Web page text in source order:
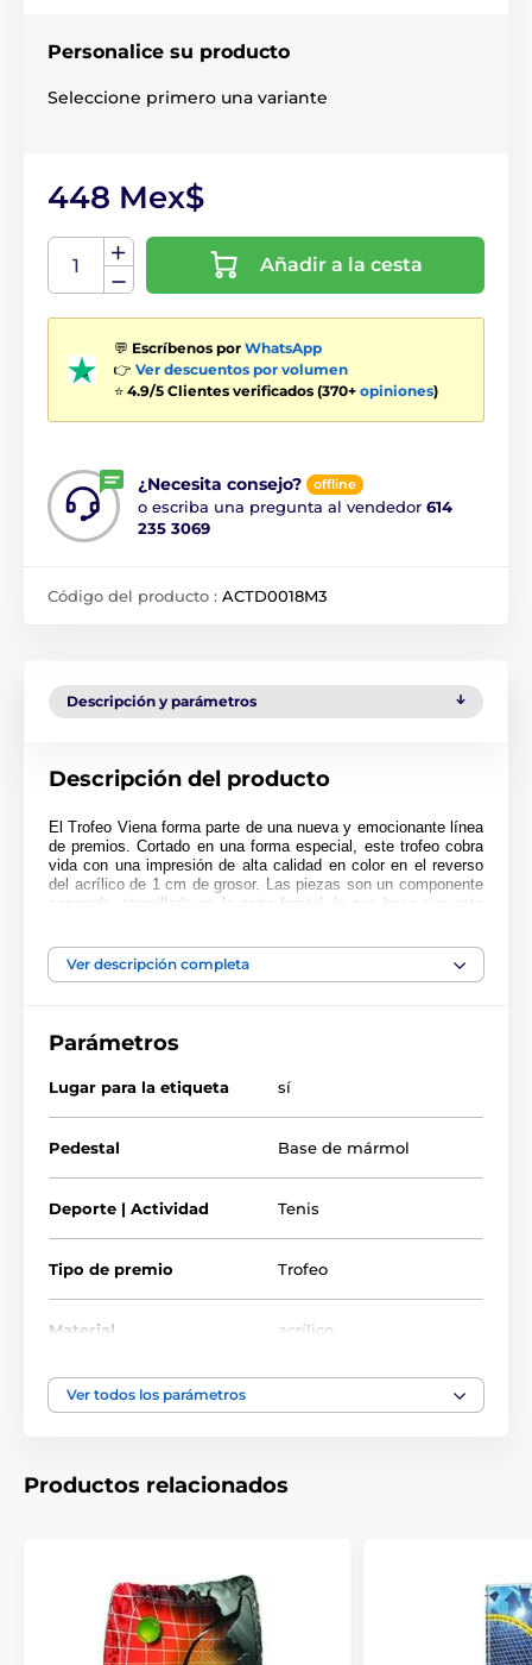
Personalice su producto
Seleccione primero una variante
448 Mex$
Añadir a la cesta
💬 Escríbenos por WhatsApp
👉 Ver descuentos por volumen
⭐ 4.9/5 Clientes verificados (370+ opiniones)
¿Necesita consejo? offline
o escriba una pregunta al vendedor 614
235 3069
Código del producto : ACTD0018M3
Descripción y parámetros
Descripción del producto
El Trofeo Vienaforma parte de una nueva y emocionante línea
de premios. Cortado en una forma especial, este trofeo cobra
vida con una impresión de alta calidad en color en el reverso
del acrílico de 1 cm de grosor. Las piezas son un componente
separado, atornillado en la parte frontal, lo que hace que este
que prefiera: oro, plata o bronce.
Ver descripción completa
Parámetros
Lugar para la etiqueta sí
Pedestal Base de mármol
Deporte | Actividad Tenis
Tipo de premio Trofeo
Material acrílico
Ver todos los parámetros
Productos relacionados